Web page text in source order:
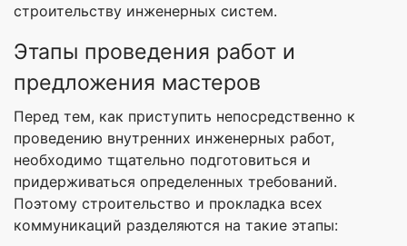
строительству инженерных систем.
Этапы проведения работ и
предложения мастеров
Перед тем, как приступить непосредственно к
проведению внутренних инженерных работ,
необходимо тщательно подготовиться и
придерживаться определенных требований.
Поэтому строительство и прокладка всех
коммуникаций разделяются на такие этапы: